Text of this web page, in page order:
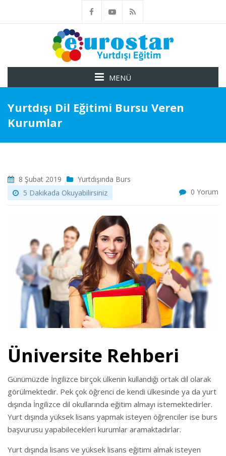
MENÜ
Yurtdışı Dil Eğitimi Bursu Veren
Kurumlar
8 Şubat 2019
Yurtdışında Burs
5 Dakikada Okuyabilirsiniz
0 Yorum
Üniversite Rehberi
Günümüzde İngilizce birçok ülkenin kullandığı ortak dil olarak
görülmektedir. Pek çok öğrenci de kendi ülkesinde ya da yurt
dışında İngilizce dil okullarında eğitim almayı istemektedirler.
Yurt dışında yüksek lisans yapmak isteyen öğrenciler ise burs
başvurusu yapabilecekleri kurumlar aramaktadırlar.
Yurt dışında lisans ve yüksek lisans eğitimi almak isteyen